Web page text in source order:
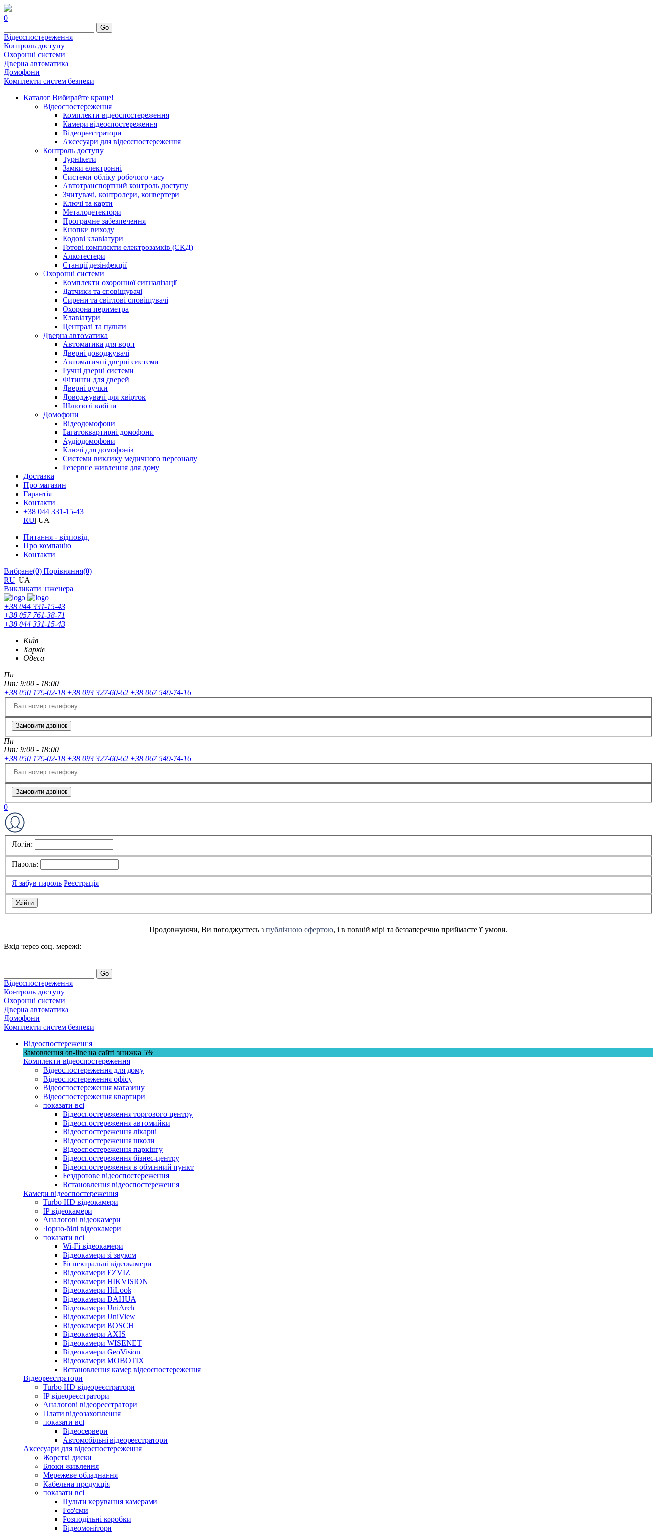
0
Go
Відеоспостереження
Контроль доступу
Охоронні системи
Дверна автоматика
Домофони
Комплекти систем безпеки
Каталог Вибирайте краще!
Відеоспостереження
Комплекти відеоспостереження
Камери відеоспостереження
Відеореєстратори
Аксесуари для відеоспостереження
Контроль доступу
Турнікети
Замки електронні
Системи обліку робочого часу
Автотранспортний контроль доступу
Зчитувачі, контролери, конвертери
Ключі та карти
Металодетектори
Програмне забезпечення
Кнопки виходу
Кодові клавіатури
Готові комплекти електрозамків (СКД)
Алкотестери
Станції дезінфекції
Охоронні системи
Комплекти охоронної сигналізації
Датчики та сповіщувачі
Сирени та світлові оповіщувачі
Охорона периметра
Клавіатури
Централі та пульти
Дверна автоматика
Автоматика для воріт
Дверні доводжувачі
Автоматичні дверні системи
Ручні дверні системи
Фітинги для дверей
Дверні ручки
Доводжувачі для хвірток
Шлюзові кабіни
Домофони
Відеодомофони
Багатоквартирні домофони
Аудіодомофони
Ключі для домофонів
Системи виклику медичного персоналу
Резервне живлення для дому
Доставка
Про магазин
Гарантія
Контакти
+38 044 331-15-43
RU| UA
Питання - відповіді
Про компанію
Контакти
Вибране(0) Порівняння(0)
RU| UA
Викликати інженера
+38 044 331-15-43
+38 057 761-38-71
+38 044 331-15-43
Київ
Харків
Одеса
Пн
Пт: 9:00 - 18:00
+38 050 179-02-18 +38 093 327-60-62 +38 067 549-74-16
Замовити дзвінок
Пн
Пт: 9:00 - 18:00
+38 050 179-02-18 +38 093 327-60-62 +38 067 549-74-16
Замовити дзвінок
0
Логін:
Пароль:
Я забув пароль Реєстрація
Продовжуючи, Ви погоджуєтесь з публічною офертою, і в повній мірі та беззаперечно приймаєте її умови.
Вхід через соц. мережі:
Go
Відеоспостереження
Контроль доступу
Охоронні системи
Дверна автоматика
Домофони
Комплекти систем безпеки
Відеоспостереження
Замовлення on-line на сайті знижка 5%
Комплекти відеоспостереження
Відеоспостереження для дому
Відеоспостереження офісу
Відеоспостереження магазину
Відеоспостереження квартири
показати всі
Відеоспостереження торгового центру
Відеоспостереження автомийки
Відеоспостереження лікарні
Відеоспостереження школи
Відеоспостереження паркінгу
Відеоспостереження бізнес-центру
Відеоспостереження в обмінний пункт
Бездротове відеоспостереження
Встановлення відеоспостереження
Камери відеоспостереження
Turbo HD відеокамери
IP відеокамери
Аналогові відеокамери
Чорно-білі відеокамери
показати всі
Wi-Fi відеокамери
Відеокамери зі звуком
Біспектральні відеокамери
Відеокамери EZVIZ
Відеокамери HIKVISION
Відеокамери HiLook
Відеокамери DAHUA
Відеокамери UniArch
Відеокамери UniView
Відеокамери BOSCH
Відеокамери AXIS
Відеокамери WISENET
Відеокамери GeoVision
Відеокамери MOBOTIX
Встановлення камер відеоспостереження
Відеореєстратори
Turbo HD відеореєстратори
IP відеореєстратори
Аналогові відеореєстратори
Плати відеозахоплення
показати всі
Відеосервери
Автомобільні відеореєстратори
Аксесуари для відеоспостереження
Жорсткі диски
Блоки живлення
Мережеве обладнання
Кабельна продукція
показати всі
Пульти керування камерами
Роз'єми
Розподільні коробки
Відеомонітори